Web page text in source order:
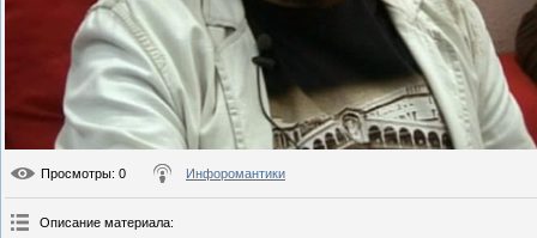
Просмотры: 0 Инфоромантики
Описание материала: